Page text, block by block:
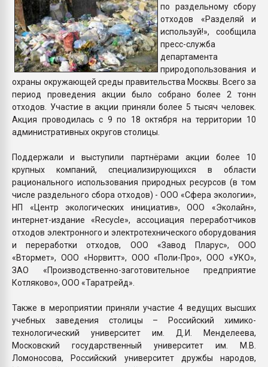
по раздельному сбору
отходов «Разделяй и
используй!», сообщила
пресс-служба
департамента
природопользования и
охраны окружающей среды правительства Москвы. Всего за
период проведения акции было собрано более 2 тонн
отходов. Участие в акции приняли более 5 тысяч человек.
Акция проводилась с 9 по 18 октября на территории 10
административных округов столицы.
Поддержали и выступили партнёрами акции более 10
крупных компаний, специализирующихся в области
рационального использования природных ресурсов (в том
числе раздельного сбора отходов) - ООО «Сфера экологии»,
НП «Центр экологических инициатив», ООО «Эколайн»,
интернет-издание «Recycle», ассоциация переработчиков
отходов электронного и электротехнического оборудования
и переработки отходов, ООО «Завод Пларус», ООО
«Втормет», ООО «Норвитт», ООО «Поли-Про», ООО «УКО»,
ЗАО «Производственно-заготовительное предприятие
Котляково», ООО «Таратрейд».
Также в мероприятии приняли участие 4 ведущих высших
учебных заведения столицы – Российский химико-
технологический университет им. Д.И. Менделеева,
Московский государственный университет им. М.В.
Ломоносова, Российский университет дружбы народов,